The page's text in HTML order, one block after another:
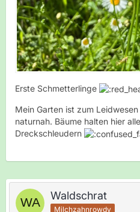
Erste Schmetterlinge
Mein Garten ist zum
naturnah. Bäume halten hier
Dreckschleudern
Waldschrat
Milchzahnrowdy